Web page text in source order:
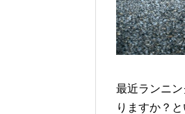
最近ランニ
りますか？